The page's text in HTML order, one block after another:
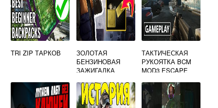
TRI ZIP ТАРКОВ
ЗОЛОТАЯ
БЕНЗИНОВАЯ
ЗАЖИГАЛКА
FROM TARKOV
ТАКТИЧЕСКАЯ
РУКОЯТКА BCM
MOD3 ESCAPE